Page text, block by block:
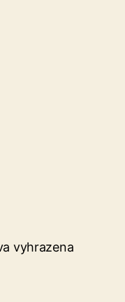
vyhrazena